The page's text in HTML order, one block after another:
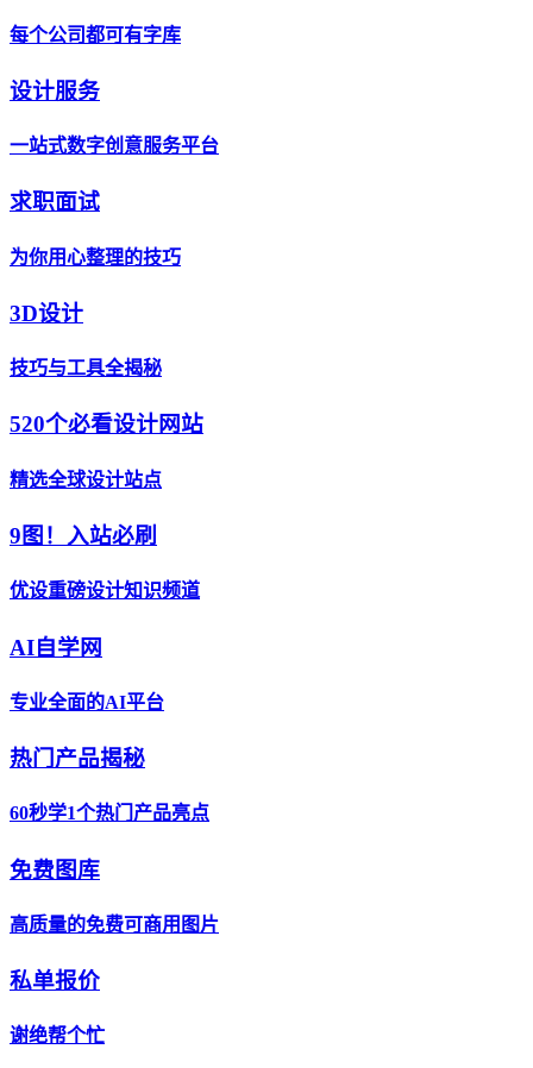
每个公司都可有字库
设计服务
一站式数字创意服务平台
求职面试
为你用心整理的技巧
3D设计
技巧与工具全揭秘
520个必看设计网站
精选全球设计站点
9图！入站必刷
优设重磅设计知识频道
AI自学网
专业全面的AI平台
热门产品揭秘
60秒学1个热门产品亮点
免费图库
高质量的免费可商用图片
私单报价
谢绝帮个忙